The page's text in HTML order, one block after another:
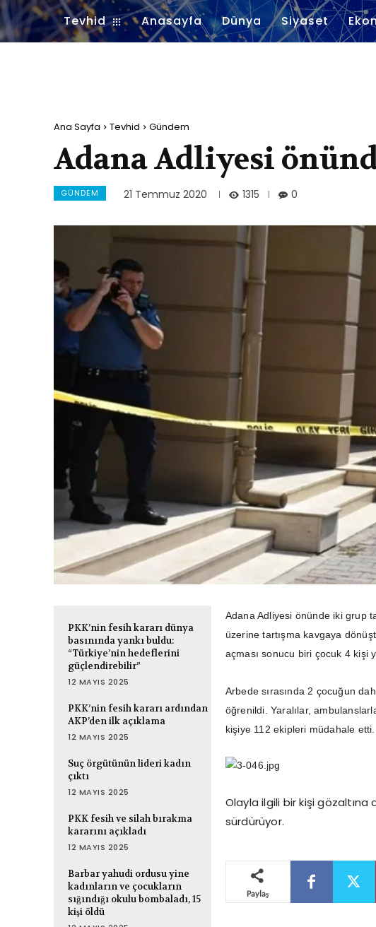
Tevhid Anasayfa Dünya Siyaset
Ana Sayfa Tevhid Gündem
Adana Adliyesi
GÜNDEM 21 Temmuz 2020 1315 0
PKK’nin fesih kararı dünya
basınında yankı buldu:
“Türkiye’nin hedeflerini
güçlendirebilir”
12 MAYIS 2025
PKK’nin fesih kararı ardından
AKP’den ilk açıklama
12 MAYIS 2025
Suç örgütünün lideri kadın
çıktı
12 MAYIS 2025
PKK fesih ve silah bırakma
kararını açıkladı
12 MAYIS 2025
Barbar yahudi ordusu yine
kadınların ve çocukların
sığındığı okulu bombaladı, 15
kişi öldü
Adana Adliyesi önünde iki grup
üzerine tartışma kavgaya
açması sonucu biri çocuk 4 kişi
Arbede sırasında 2 çocuğun
öğrenildi. Yaralılar,
kişiye 112 ekipleri müdahale etti.
Olayla ilgili bir kişi gözaltına
sürdürüyor.
Paylaş